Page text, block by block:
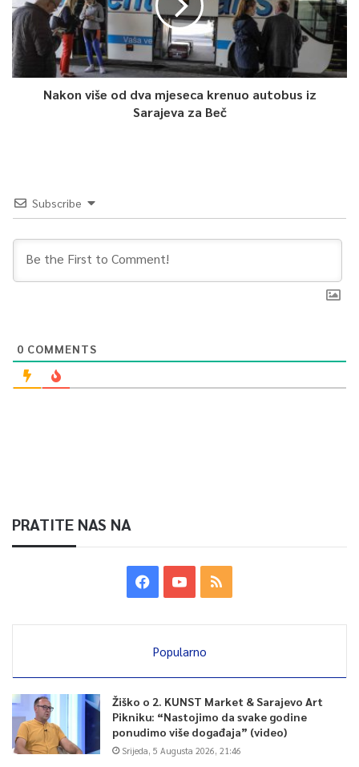
Nakon više od dva mjeseca krenuo autobus iz
Sarajeva za Beč
Subscribe
0 COMMENTS
PRATITE NAS NA
Popularno
Žiško o 2. KUNST Market & Sarajevo Art
Pikniku: “Nastojimo da svake godine
ponudimo više događaja” (video)
Srijeda, 5 Augusta 2026, 21:46